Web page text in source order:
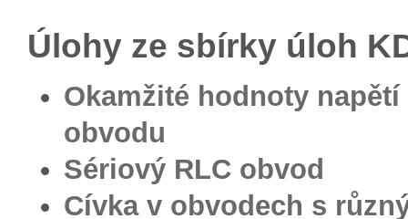
Úlohy ze sbírky úloh
Okamžité hodnoty
obvodu
Sériový RLC obvod
Cívka v obvodech s